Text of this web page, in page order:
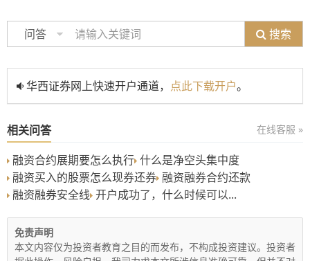
问答 搜索
华西证券网上快速开户通道， 点此下载开户。
相关问答 在线客服 »
融资合约展期要怎么执行 什么是净空头集中度
融资买入的股票怎么现券还券 融资融券合约还款
融资融券安全线 开户成功了，什么时候可以...
免责声明
本文内容仅为投资者教育之目的而发布，不构成投资建议。投资者